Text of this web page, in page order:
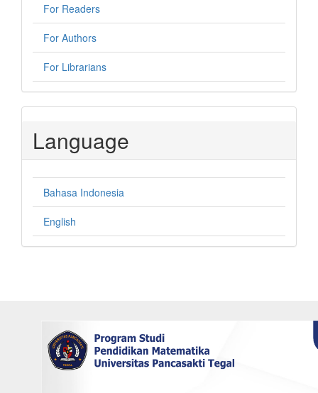
For Readers
For Authors
For Librarians
Language
Bahasa Indonesia
English